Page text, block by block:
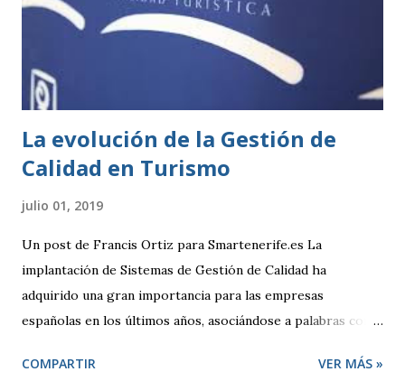
DE ACTIVIDADES CLASIFICADAS A los efectos previstos
en el artículo 2.1.a) y 4 de la Ley 7/2011, de 5 de abril, de
actividades clasificadas y espectáculos públicos y otras
medidas administrativas complementa...
La evolución de la Gestión de
Calidad en Turismo
julio 01, 2019
Un post de Francis Ortiz para Smartenerife.es La
implantación de Sistemas de Gestión de Calidad ha
adquirido una gran importancia para las empresas
españolas en los últimos años, asociándose a palabras como
¿qué se entiende por Calidad?, ¿qué pretende una empresa
COMPARTIR VER MÁS »